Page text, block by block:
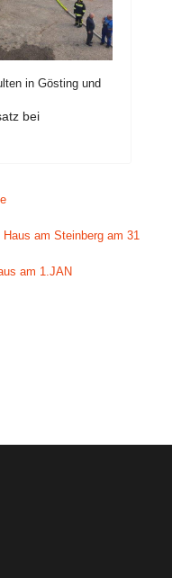
in Gösting und
bei
am Steinberg am 31
am 1.JAN